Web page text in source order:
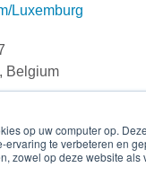
op uw computer op.
ervaring te verbeteren en
zowel op deze website als
Luxemburg
Belgium
90